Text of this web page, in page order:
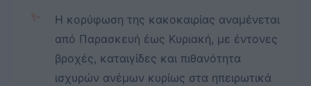
✨
Η κορύφωση της κακοκαιρίας αναμένεται
από Παρασκευή έως Κυριακή, με έντονες
βροχές, καταιγίδες και πιθανότητα
ισχυρών ανέμων κυρίως στα ηπειρωτικά